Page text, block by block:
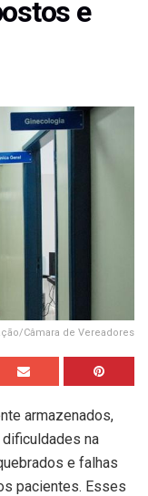
e
Câmara de Vereadores
armazenados,
na
e falhas
pacientes. Esses